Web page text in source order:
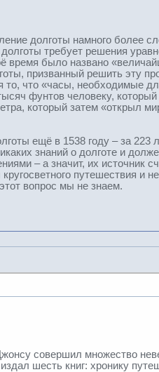
долготы намного
требует решения
было названо
призванный решить эту
что «часы, необходимые
фунтов человеку,
который затем «открыл
ещё в 1538 году – за 223
знаний о долготе и
– а значит, их источник
путешествия и
вопрос мы не знаем.
совершил множество
шесть книг: хронику